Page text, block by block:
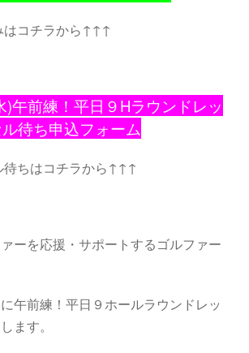
コチラから↑↑↑
)午前練！平日９Hラウンドレッ
待ち申込フォーム
ちはコチラから↑↑↑
ーを応援・サポートするゴルファー
午前練！平日９ホールラウンドレッ
ます。